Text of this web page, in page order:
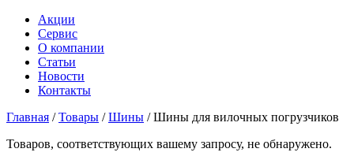
Акции
Сервис
О компании
Статьи
Новости
Контакты
Главная /Товары /Шины /Шины для вилочных погрузчиков
Товаров, соответствующих вашему запросу, не обнаружено.